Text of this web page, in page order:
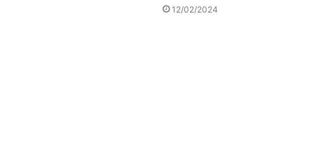
12/02/2024